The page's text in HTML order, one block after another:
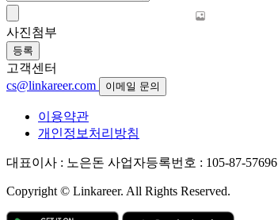
사진첨부
등록
고객센터
cs@linkareer.com
이메일 문의
이용약관
개인정보처리방침
대표이사 : 노은돈 사업자등록번호 : 105-87-57696
Copyright © Linkareer. All Rights Reserved.